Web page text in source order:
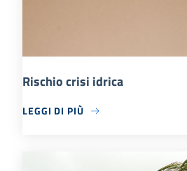
Rischio crisi idrica
LEGGI DI PIÙ